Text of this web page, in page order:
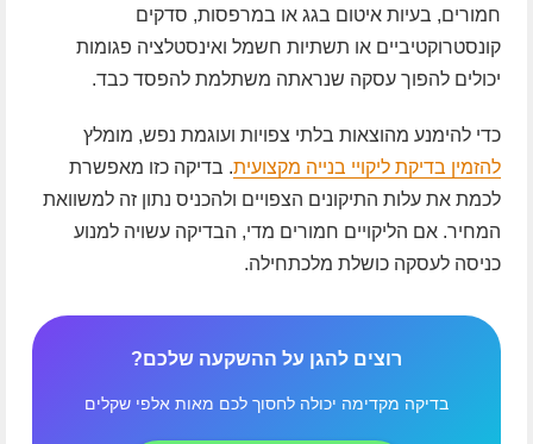
חמורים, בעיות איטום בגג או במרפסות, סדקים
קונסטרוקטיביים או תשתיות חשמל ואינסטלציה פגומות
יכולים להפוך עסקה שנראתה משתלמת להפסד כבד.
כדי להימנע מהוצאות בלתי צפויות ועוגמת נפש, מומלץ
להזמין בדיקת ליקויי בנייה מקצועית. בדיקה כזו מאפשרת
לכמת את עלות התיקונים הצפויים ולהכניס נתון זה למשוואת
המחיר. אם הליקויים חמורים מדי, הבדיקה עשויה למנוע
כניסה לעסקה כושלת מלכתחילה.
רוצים להגן על ההשקעה שלכם?
בדיקה מקדימה יכולה לחסוך לכם מאות אלפי שקלים